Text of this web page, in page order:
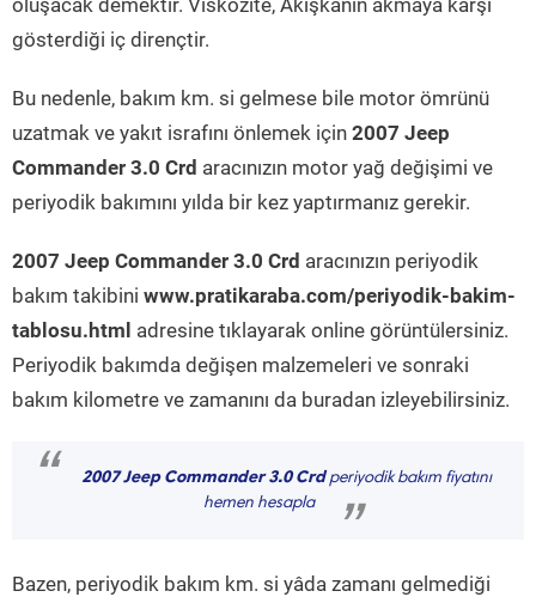
oluşacak demektir. Viskozite, Akışkanın akmaya karşı
gösterdiği iç dirençtir.
Bu nedenle, bakım km. si gelmese bile motor ömrünü
uzatmak ve yakıt israfını önlemek için 2007 Jeep
Commander 3.0 Crd aracınızın motor yağ değişimi ve
periyodik bakımını yılda bir kez yaptırmanız gerekir.
2007 Jeep Commander 3.0 Crd aracınızın periyodik
bakım takibini www.pratikaraba.com/periyodik-bakim-
tablosu.html adresine tıklayarak online görüntülersiniz.
Periyodik bakımda değişen malzemeleri ve sonraki
bakım kilometre ve zamanını da buradan izleyebilirsiniz.
“ 2007 Jeep Commander 3.0 Crdperiyodik bakım fiyatını
hemen hesapla
”
Bazen, periyodik bakım km. si yâda zamanı gelmediği